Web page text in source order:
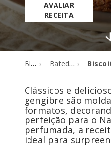
AVALIAR
RECEITA
Blog Batedeiras
Clássicos e
gengibre são
formatos,
perfeição para o
perfumada, a
ideal para